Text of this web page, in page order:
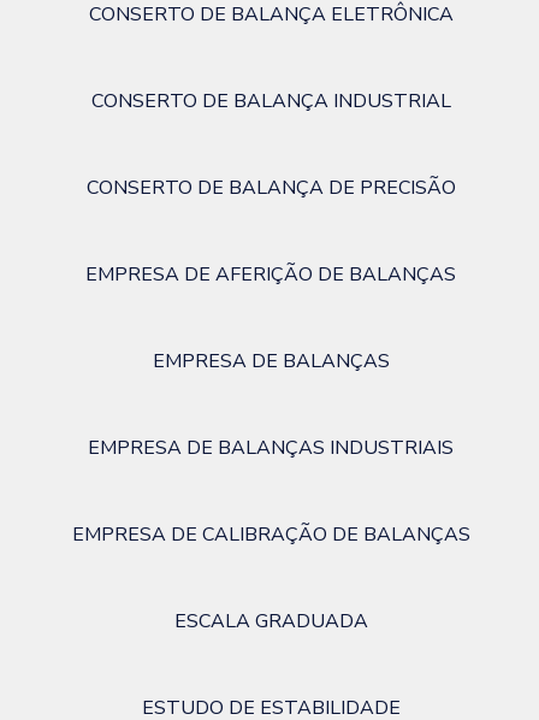
CONSERTO DE BALANÇA ELETRÔNICA
CONSERTO DE BALANÇA INDUSTRIAL
CONSERTO DE BALANÇA DE PRECISÃO
EMPRESA DE AFERIÇÃO DE BALANÇAS
EMPRESA DE BALANÇAS
EMPRESA DE BALANÇAS INDUSTRIAIS
EMPRESA DE CALIBRAÇÃO DE BALANÇAS
ESCALA GRADUADA
ESTUDO DE ESTABILIDADE